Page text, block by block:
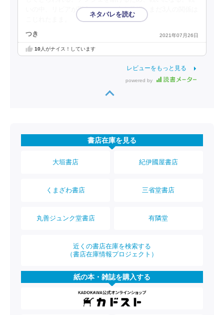
いの中、リビアが聖女としての力を発揮。まだ3人の関係は
つき 2021年07月26日
10人がナイス！しています
レビューをもっと見る
powered by
書店在庫を見る
大垣書店 紀伊國屋書店
くまざわ書店 三省堂書店
丸善ジュンク堂書店 有隣堂
近くの書店在庫を検索する
（書店在庫情報プロジェクト）
紙の本・雑誌を購入する